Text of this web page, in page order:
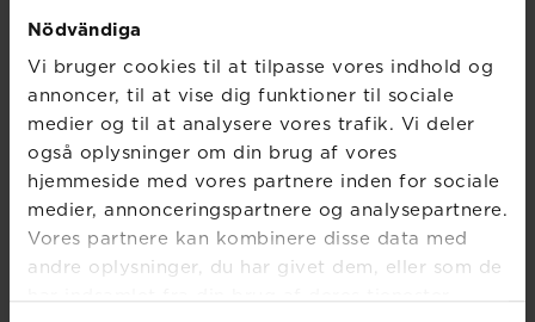
Nödvändiga
Vi bruger cookies til at tilpasse vores indhold og
annoncer, til at vise dig funktioner til sociale
medier og til at analysere vores trafik. Vi deler
også oplysninger om din brug af vores
hjemmeside med vores partnere inden for sociale
medier, annonceringspartnere og analysepartnere.
Vores partnere kan kombinere disse data med
andre oplysninger, du har givet dem, eller som de
har indsamlet fra din brug af deres tjenester.
Dra upp plantorna på senhösten och
kompostera dem.
SKÖRDA SOLROSFRÖN
För att skörda solrosfrön väntar du tills
kronbladen börjar trilla av. Täck blommorna med
nät för att skydda dem från fåglar.
Klipp av blommorna och se till att få med